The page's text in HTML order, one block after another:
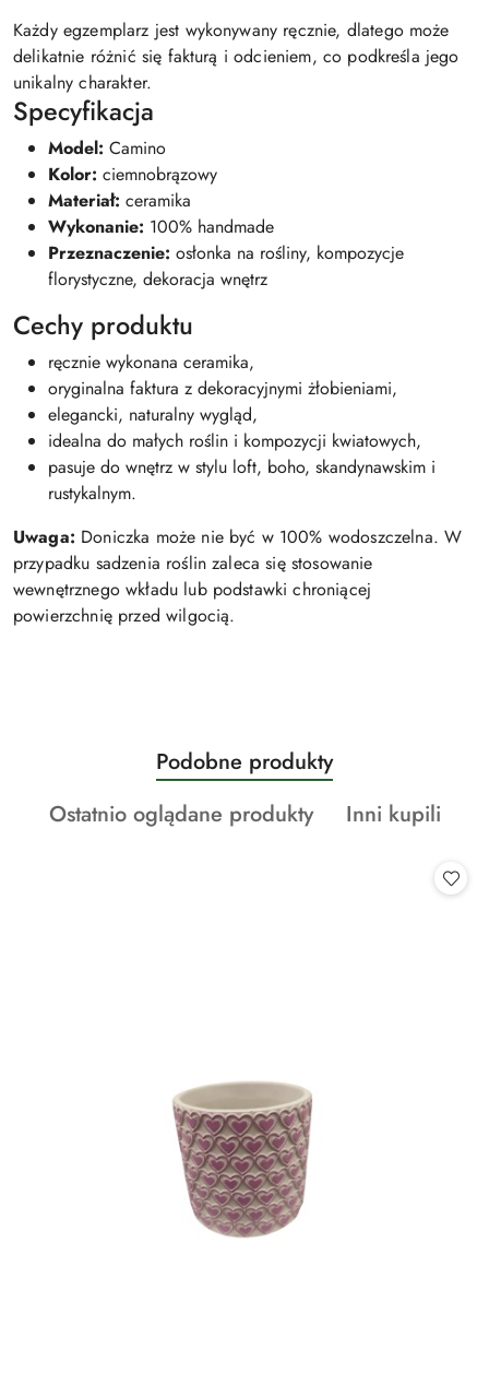
Każdy egzemplarz jest wykonywany ręcznie, dlatego może
delikatnie różnić się fakturą i odcieniem, co podkreśla jego
unikalny charakter.
Specyfikacja
Model: Camino
Kolor: ciemnobrązowy
Materiał: ceramika
Wykonanie: 100% handmade
Przeznaczenie: osłonka na rośliny, kompozycje
florystyczne, dekoracja wnętrz
Cechy produktu
ręcznie wykonana ceramika,
oryginalna faktura z dekoracyjnymi żłobieniami,
elegancki, naturalny wygląd,
idealna do małych roślin i kompozycji kwiatowych,
pasuje do wnętrz w stylu loft, boho, skandynawskim i
rustykalnym.
Uwaga: Doniczka może nie być w 100% wodoszczelna. W
przypadku sadzenia roślin zaleca się stosowanie
wewnętrznego wkładu lub podstawki chroniącej
powierzchnię przed wilgocią.
Pomiń karuzelę produktów
Produkty
o
statusie:
Podobne produkty
Produkty
Ostatnio oglądane produkty
Produkty
Inni kupili